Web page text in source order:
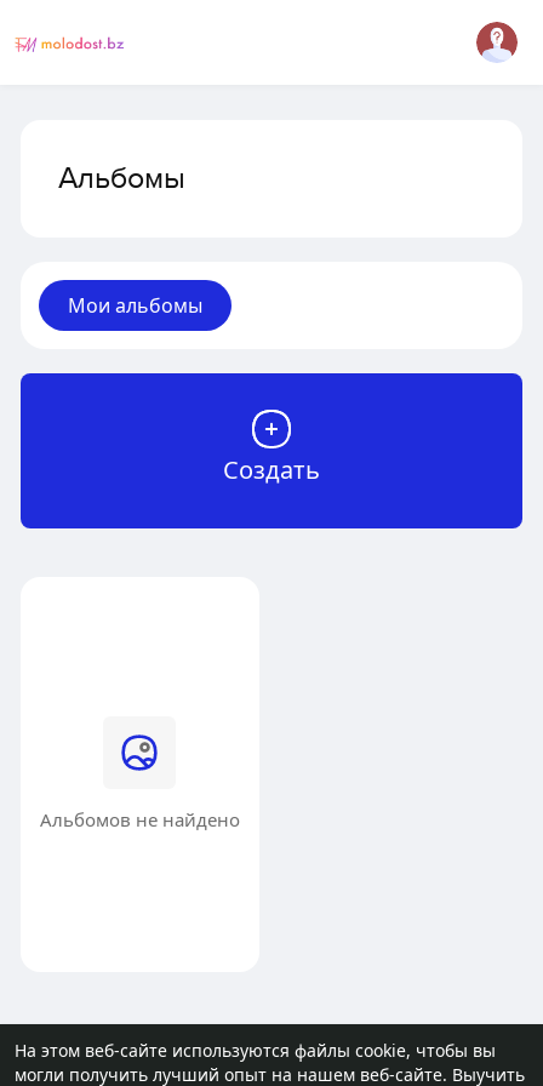
На этом веб-сайте используются файлы cookie, чтобы вы
могли получить лучший опыт на нашем веб-сайте. Выучить
Альбомы
Мои альбомы
Создать
Альбомов не найдено
© 2026 molodost.bz